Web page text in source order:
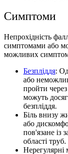
Симптоми
Непрохідність
симптомами або
можливих
Безпліддя:
або
пройти
можуть
безпліддя.
Біль внизу
або
пов'язане із
області труб.
Нерегулярні